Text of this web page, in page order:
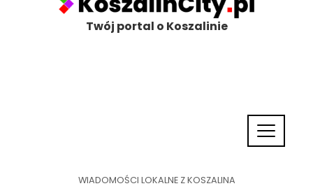
Twój portal o Koszalinie
WIADOMOŚCI LOKALNE Z KOSZALINA